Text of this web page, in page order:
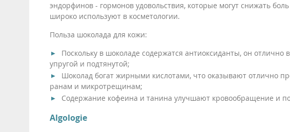
эндорфинов - гормонов удовольствия, которые могут снижать
широко используют в косметологии.
Польза шоколада для кожи:
Поскольку в шоколаде содержатся антиоксиданты, он отлично
упругой и подтянутой;
Шоколад богат жирными кислотами, что оказывают отлично
ранам и микротрещинам;
Содержание кофеина и танина улучшают кровообращение и
Algologie